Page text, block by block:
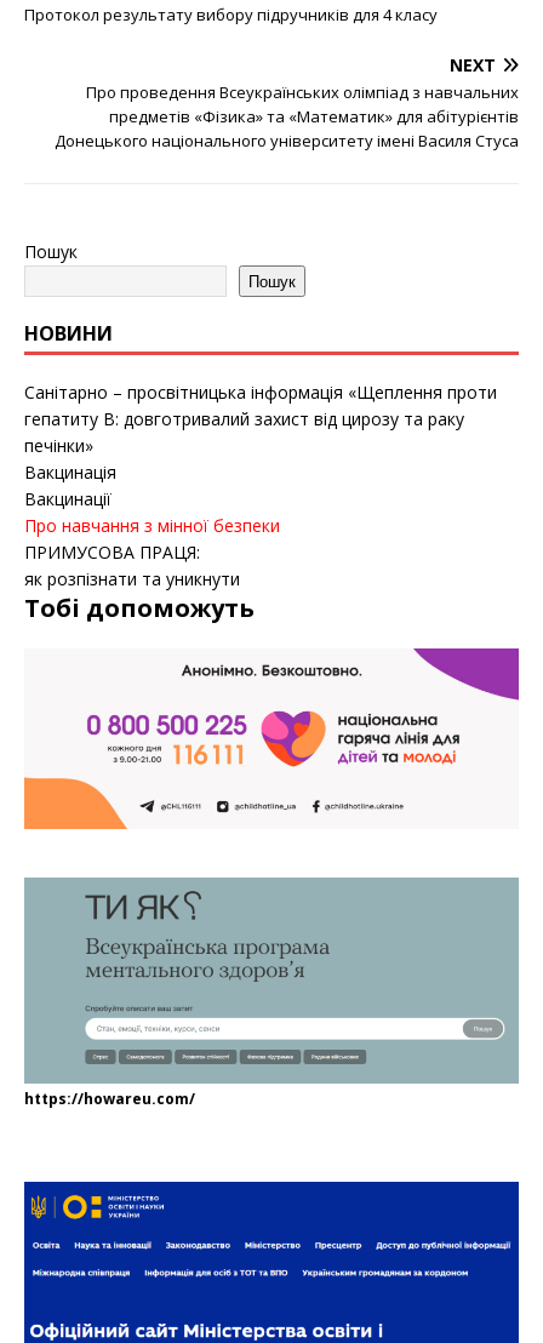
Протокол результату вибору підручників для 4 класу
NEXT
Про проведення Всеукраїнських олімпіад з навчальних
предметів «Фізика» та «Математик» для абітурієнтів
Донецького національного університету імені Василя Стуса
Пошук
Пошук
НОВИНИ
Санітарно – просвітницька інформація «Щеплення проти
гепатиту B: довготривалий захист від цирозу та раку
печінки»
Вакцинація
Вакцинації
Про навчання з мінної безпеки
ПРИМУСОВА ПРАЦЯ:
як розпізнати та уникнути
Тобі допоможуть
https://howareu.com/